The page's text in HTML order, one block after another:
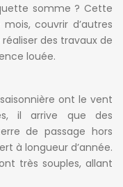
somme ? Cette
couvrir d’autres
des travaux de
louée.
ont le vent
il arrive que des
de passage hors
à longueur d’année.
très souples, allant